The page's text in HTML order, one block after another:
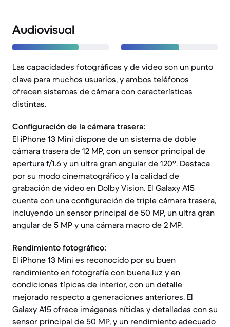
Audiovisual
Las capacidades fotográficas y de video son un punto
clave para muchos usuarios, y ambos teléfonos
ofrecen sistemas de cámara con características
distintas.
Configuración de la cámara trasera:
El iPhone 13 Mini dispone de un sistema de doble
cámara trasera de 12 MP, con un sensor principal de
apertura f/1.6 y un ultra gran angular de 120º. Destaca
por su modo cinematográfico y la calidad de
grabación de video en Dolby Vision. El Galaxy A15
cuenta con una configuración de triple cámara trasera,
incluyendo un sensor principal de 50 MP, un ultra gran
angular de 5 MP y una cámara macro de 2 MP.
Rendimiento fotográfico:
El iPhone 13 Mini es reconocido por su buen
rendimiento en fotografía con buena luz y en
condiciones típicas de interior, con un detalle
mejorado respecto a generaciones anteriores. El
Galaxy A15 ofrece imágenes nítidas y detalladas con su
sensor principal de 50 MP, y un rendimiento adecuado